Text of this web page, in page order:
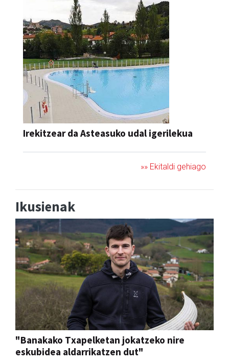
Irekitzear da Asteasuko udal igerilekua
»» Ekitaldi gehiago
Ikusienak
"Banakako Txapelketan jokatzeko nire
eskubidea aldarrikatzen dut"